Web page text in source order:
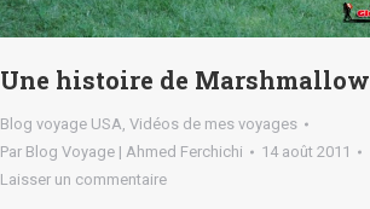
Une histoire de Marshmallow
Blog voyage USA,Vidéos de mes voyages
Par Blog Voyage | Ahmed Ferchichi
14 août 2011
Laisser un commentaire